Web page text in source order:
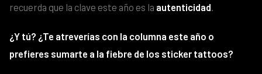
recuerda que la clave este año es la autenticidad
¿Y tú? ¿Te atreverías con la columna este año o
prefieres sumarte a la fiebre de los sticker tattoos?